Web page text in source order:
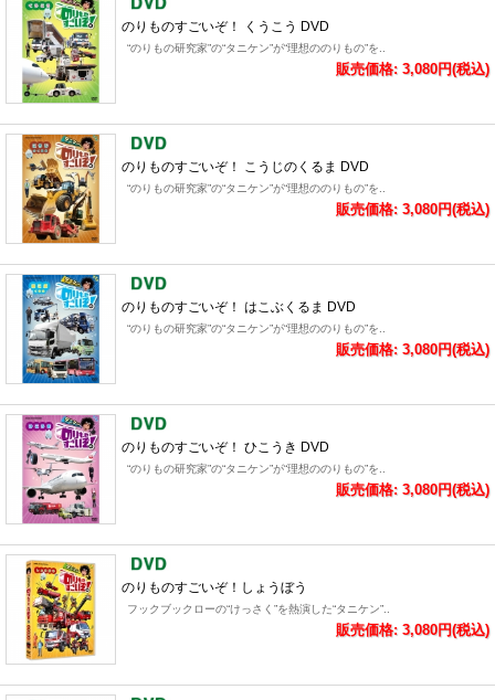
のりものすごいぞ！ くうこう DVD
“のりもの研究家”の“タニケン”が“理想ののりもの”を..
販売価格: 3,080円(税込)
のりものすごいぞ！ こうじのくるま DVD
“のりもの研究家”の“タニケン”が“理想ののりもの”を..
販売価格: 3,080円(税込)
のりものすごいぞ！ はこぶくるま DVD
“のりもの研究家”の“タニケン”が“理想ののりもの”を..
販売価格: 3,080円(税込)
のりものすごいぞ！ ひこうき DVD
“のりもの研究家”の“タニケン”が“理想ののりもの”を..
販売価格: 3,080円(税込)
のりものすごいぞ！しょうぼう
フックブックローの“けっさく”を熱演した“タニケン”..
販売価格: 3,080円(税込)